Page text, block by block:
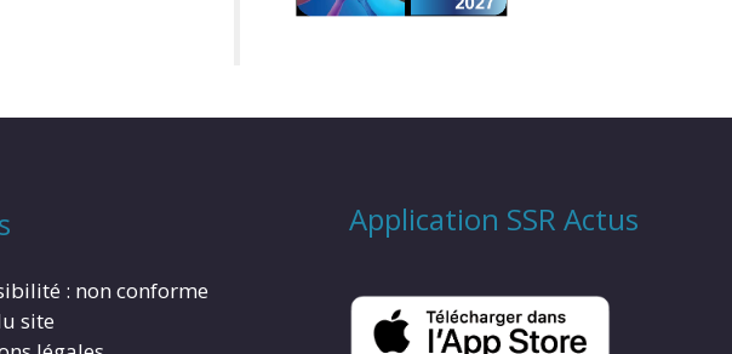
: non conforme
site
Application SSR Actus